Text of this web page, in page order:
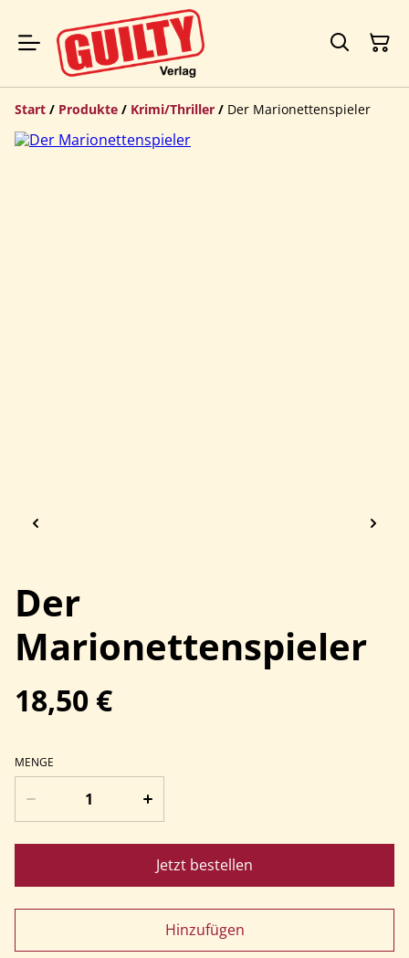
Start / Produkte / Krimi/Thriller / Der Marionettenspieler
Der
Marionettenspieler
18,50 €
MENGE
Jetzt bestellen
Hinzufügen